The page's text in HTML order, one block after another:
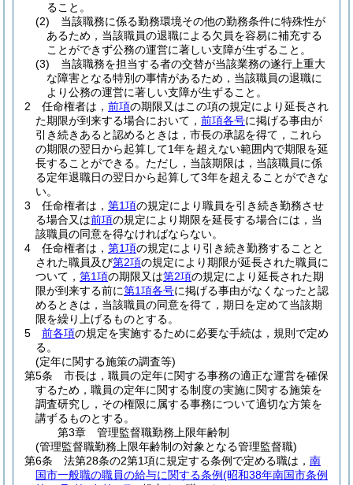
ること。
(2)
当該職務に係る勤務環境その他の勤務条件に特殊性が
あるため，当該職員の退職による欠員を容易に補充する
ことができず公務の運営に著しい支障が生ずること。
(3)
当該職務を担当する者の交替が当該業務の遂行上重大
な障害となる特別の事情があるため，当該職員の退職に
より公務の運営に著しい支障が生ずること。
2
任命権者は， 前項の期限又はこの項の規定により延長され
た期限が到来する場合において， 前項各号に掲げる事由が
引き続きあると認めるときは，市長の承認を得て，これら
の期限の翌日から起算して1年を超えない範囲内で期限を延
長することができる。 ただし，当該期限は，当該職員に係
る定年退職日の翌日から起算して3年を超えることができな
い。
3
任命権者は， 第1項の規定により職員を引き続き勤務させ
る場合又は前項の規定により期限を延長する場合には，当
該職員の同意を得なければならない。
4
任命権者は， 第1項の規定により引き続き勤務することと
された職員及び第2項の規定により期限が延長された職員に
ついて， 第1項の期限又は第2項の規定により延長された期
限が到来する前に第1項各号に掲げる事由がなくなったと認
めるときは，当該職員の同意を得て，期日を定めて当該期
限を繰り上げるものとする。
5
前各項の規定を実施するために必要な手続は，規則で定め
る。
(定年に関する施策の調査等)
第5条
市長は，職員の定年に関する事務の適正な運営を確保
するため，職員の定年に関する制度の実施に関する施策を
調査研究し，その権限に属する事務について適切な方策を
講ずるものとする。
第3章
管理監督職勤務上限年齢制
(管理監督職勤務上限年齢制の対象となる管理監督職)
第6条
法第28条の2第1項に規定する条例で定める職は， 南
国市一般職の職員の給与に関する条例(昭和38年南国市条例